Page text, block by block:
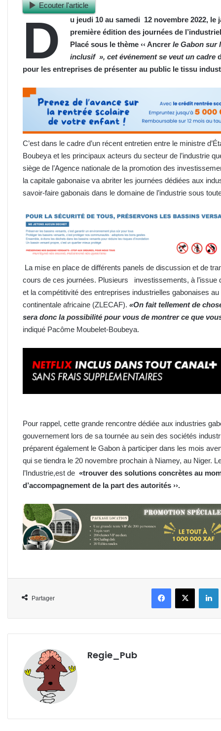
Ecouter l'article
D
u jeudi 10 au samedi 12 novembre 2022,
première édition des journées de
Placé sous le thème ‹‹ Ancrer le Gabon sur
inclusif », cet événement se veut un cadre
pour les entreprises de présenter au public le tissu
C’est dans le cadre d’un récent entretien entre le ministre
Boubeya et les principaux acteurs du secteur de l’industrie
siège de l’Agence nationale de la promotion des
la capitale gabonaise va abriter les journées dédiées aux
savoir-faire gabonais dans le domaine de l’industrie sous
La mise en place de différents panels de discussion et de
cours de ces journées. Plusieurs investissements, à
et la compétitivité des entreprises industrielles gabonaises
continentale africaine (ZLECAF). «On fait tellement de
sera donc la possibilité pour vous de montrer ce que
indiqué Pacôme Moubelet-Boubeya.
Pour rappel, cette grande rencontre dédiée aux industries
gouvernement lors de sa tournée au sein des sociétés
préparent également le Gabon à participer dans les mois
qui se tiendra le 20 novembre prochain à Niamey, au Niger.
l’Industrie,est de «trouver des solutions concrètes au
d’accompagnement de la part des autorités ››.
Partager
FacebookX
Regie_Pub